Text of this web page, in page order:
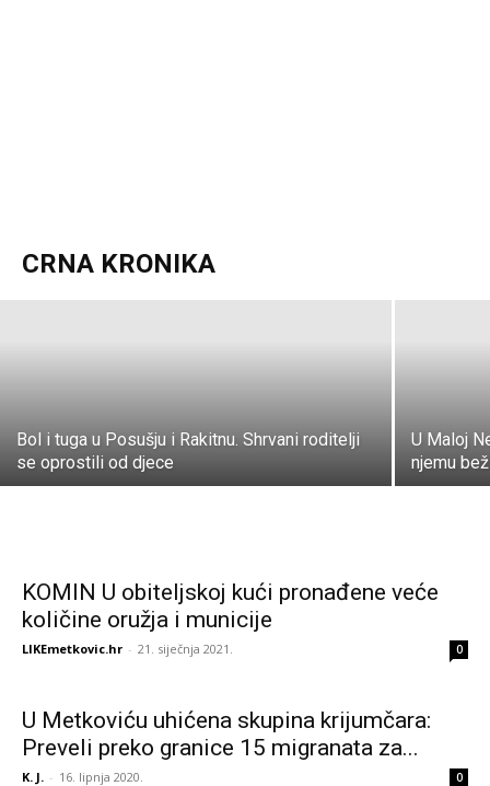
CRNA KRONIKA
K. J. - 28. siječnja 2021.
Bol i tuga u Posušju i Rakitnu. Shrvani roditelji
se oprostili od djece
U Maloj
njemu
KOMIN U obiteljskoj kući pronađene veće
količine oružja i municije
LIKEmetkovic.hr - 21. siječnja 2021. 0
U Metkoviću uhićena skupina krijumčara:
Preveli preko granice 15 migranata za...
K. J. - 16. lipnja 2020. 0